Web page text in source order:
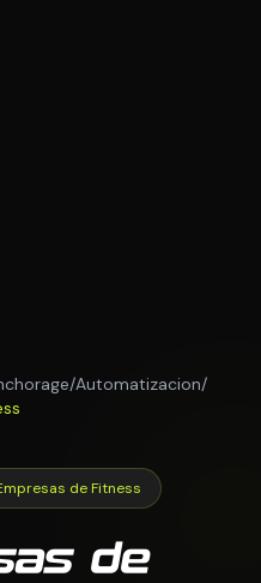
/Automatizacion/
de Fitness
de